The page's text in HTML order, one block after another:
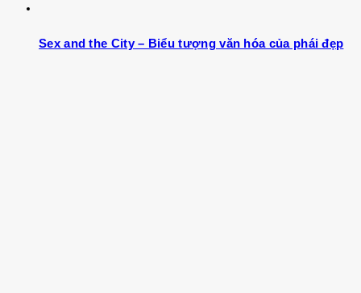
Sex and the City – Biểu tượng văn hóa của phái đẹp